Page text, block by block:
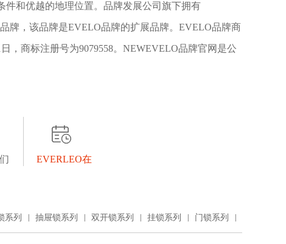
件和优越的地理位置。品牌发展公司旗下拥有
牌，该品牌是EVELO品牌的扩展品牌。EVELO品牌商
，商标注册号为9079558。NEWEVELO品牌官网是公
EVERLEO在
门锁系列
挂锁系列
双开锁系列
抽屉锁系列
系列